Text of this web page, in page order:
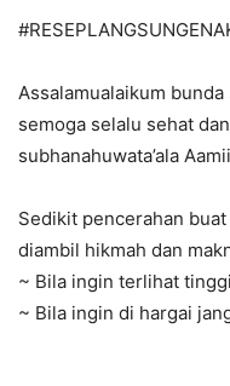
#
Assalamualaikum
semoga selalu sehat
subhanahuwata’ala
Sedikit pencerahan
diambil hikmah dan
~ Bila ingin terlihat
~ Bila ingin di hargai